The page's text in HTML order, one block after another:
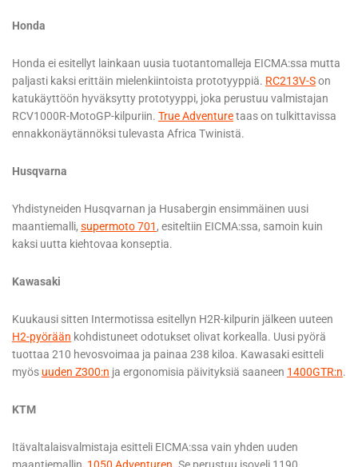
Honda
Honda ei esitellyt lainkaan uusia tuotantomalleja EICMA:ssa mutta
paljasti kaksi erittäin mielenkiintoista prototyyppiä. RC213V-Son
katukäyttöön hyväksytty prototyyppi, joka perustuu valmistajan
RCV1000R-MotoGP-kilpuriin. True Adventuretaas on tulkittavissa
ennakkonäytännöksi tulevasta Africa Twinistä.
Husqvarna
Yhdistyneiden Husqvarnan ja Husabergin ensimmäinen uusi
maantiemalli, supermoto 701 , esiteltiin EICMA:ssa, samoin kuin
kaksi uutta kiehtovaa konseptia.
Kawasaki
Kuukausi sitten Intermotissa esitellyn H2R-kilpurin jälkeen uuteen
H2-pyörään kohdistuneet odotukset olivat korkealla. Uusi pyörä
tuottaa 210 hevosvoimaa ja painaa 238 kiloa. Kawasaki esitteli
myös uuden Z300:n ja ergonomisia päivityksiä saaneen 1400GTR:n.
KTM
Itävaltalaisvalmistaja esitteli EICMA:ssa vain yhden uuden